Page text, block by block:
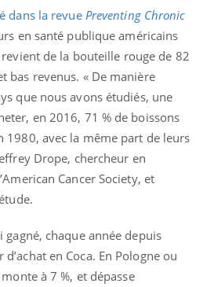
dans la revue Preventing Chronic
en santé publique américains
de la bouteille rouge de 82
bas revenus. « De manière
que nous avons étudiés, une
en 2016, 71 % de boissons
1980, avec la même part de leurs
Drope, chercheur en
Cancer Society, et
gagné, chaque année depuis
en Coca. En Pologne ou
à 7 %, et dépasse